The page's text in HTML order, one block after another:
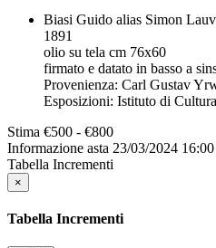
Biasi Guido alias Simon
1891
olio su tela cm 76x60
firmato e datato in basso a
Provenienza: Carl Gustav
Esposizioni: Istituto di
Stima €500 - €800
Informazione asta 23/03/2024 16:00
Tabella Incrementi
×
Tabella Incrementi